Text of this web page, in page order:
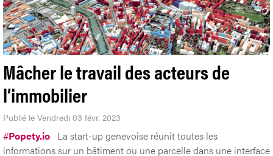
Mâcher le travail des acteurs de
l’immobilier
Publié le Vendredi 03 févr. 2023
#Popety.io La start-up genevoise réunit toutes les
informations sur un bâtiment ou une parcelle dans une interface